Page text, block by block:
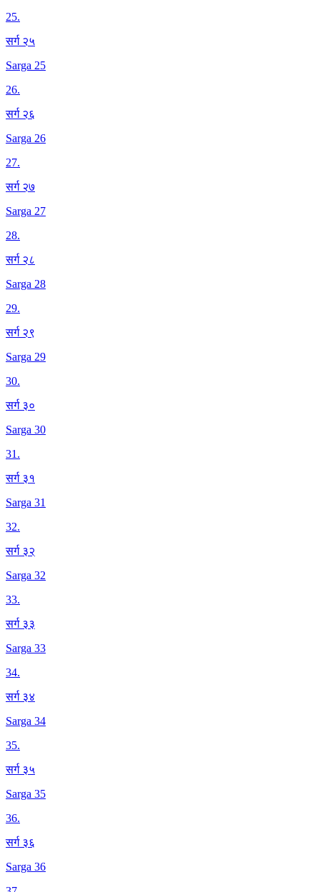
25.
सर्ग २५
Sarga 25
26.
सर्ग २६
Sarga 26
27.
सर्ग २७
Sarga 27
28.
सर्ग २८
Sarga 28
29.
सर्ग २९
Sarga 29
30.
सर्ग ३०
Sarga 30
31.
सर्ग ३१
Sarga 31
32.
सर्ग ३२
Sarga 32
33.
सर्ग ३३
Sarga 33
34.
सर्ग ३४
Sarga 34
35.
सर्ग ३५
Sarga 35
36.
सर्ग ३६
Sarga 36